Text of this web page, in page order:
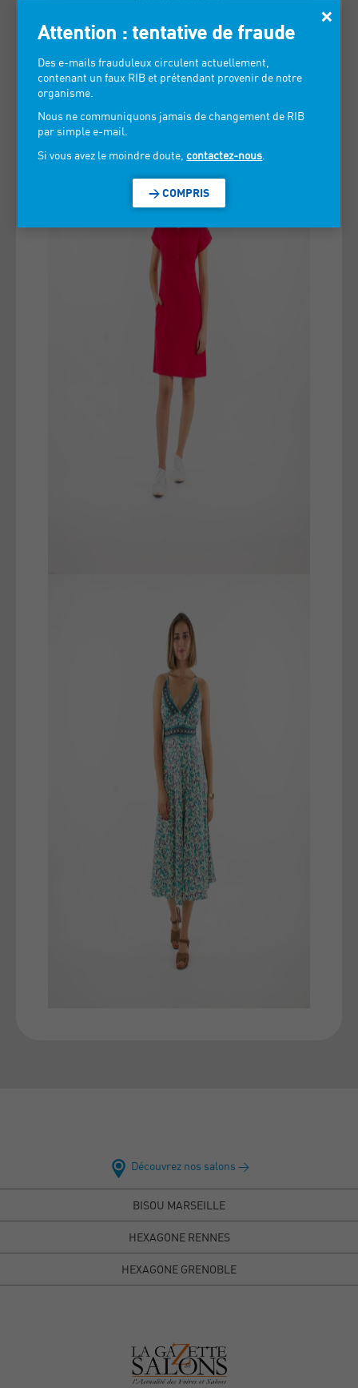
Découvrez nos salons >
BISOU MARSEILLE
HEXAGONE RENNES
HEXAGONE GRENOBLE
×
Attention : tentative de fraude
Des e-mails frauduleux circulent actuellement,
contenant un faux RIB et prétendant provenir de notre
organisme.
Nous ne communiquons jamais de changement de RIB
par simple e-mail.
Si vous avez le moindre doute, contactez-nous
> COMPRIS